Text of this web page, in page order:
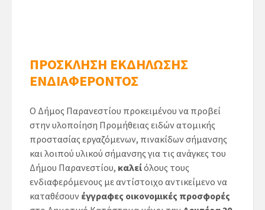
ΠΡΟΣΚΛΗΣΗ ΕΚΔΗΛΩΣΗΣ
ΕΝΔΙΑΦΕΡΟΝΤΟΣ
Ο Δήμος Παρανεστίου προκειμένου να προβεί
στην υλοποίηση Προμήθειας ειδών ατομικής
προστασίας εργαζόμενων, πινακίδων σήμανσης
και λοιπού υλικού σήμανσης για τις ανάγκες του
Δήμου Παρανεστίου, καλείόλους τους
ενδιαφερόμενους με αντίστοιχο αντικείμενο να
καταθέσουν έγγραφες οικονομικές προσφορές